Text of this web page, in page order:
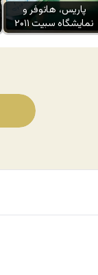
پاریس، هانوفر و
نمایشگاه سبیت ۲۰۱۱